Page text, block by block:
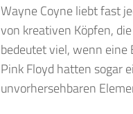
Wayne Coyne liebt fast
von kreativen Köpfen,
bedeutet viel, wenn eine
Pink Floyd hatten sogar
unvorhersehbaren